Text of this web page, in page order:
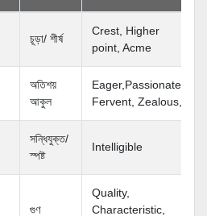
চূড়া/ শীর্ষ
Crest, Higher
point, Acme
অতিশয়
আকুল
Eager,Passionate,
Fervent, Zealous,
সন্ধিযুক্ত/
স্পষ্ট
Intelligible
গুণ
Quality,
Characteristic,